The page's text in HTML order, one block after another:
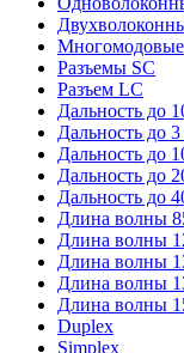
Многомодовые
Разъемы SC
Разъем LC
Дальность до
Дальность до
Дальность до
Дальность до
Дальность до
Длина волны
Длина волны
Длина волны
Длина волны
Длина волны
Duplex
Simplex